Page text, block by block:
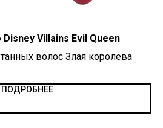
Villains Evil Queen
волос Злая королева
ПОДРОБНЕЕ